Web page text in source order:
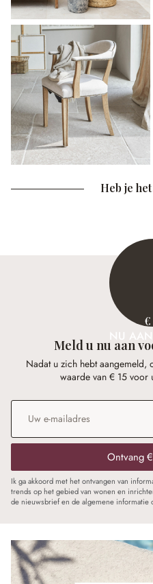
Heb je
€
NU
Meld u nu aan
Nadat u zich hebt aangemeld,
waarde van € 15 voor
E-mailadres
Ontvang
Ik ga akkoord met het ontvangen van
trends op het gebied van wonen en
de nieuwsbrief en de algemene informatie